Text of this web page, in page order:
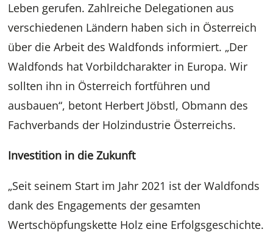
Leben gerufen. Zahlreiche Delegationen aus
verschiedenen Ländern haben sich in Österreich
über die Arbeit des Waldfonds informiert. „Der
Waldfonds hat Vorbildcharakter in Europa. Wir
sollten ihn in Österreich fortführen und
ausbauen“, betont Herbert Jöbstl, Obmann des
Fachverbands der Holzindustrie Österreichs.
Investition in die Zukunft
„Seit seinem Start im Jahr 2021 ist der Waldfonds
dank des Engagements der gesamten
Wertschöpfungskette Holz eine Erfolgsgeschichte.